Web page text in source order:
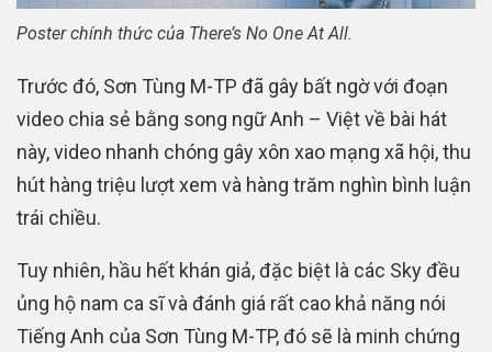
Poster chính thức của There’s No One At All.
Trước đó, Sơn Tùng M-TP đã gây bất ngờ với đoạn
video chia sẻ bằng song ngữ Anh – Việt về bài hát
này, video nhanh chóng gây xôn xao mạng xã hội, thu
hút hàng triệu lượt xem và hàng trăm nghìn bình luận
trái chiều.
Tuy nhiên, hầu hết khán giả, đặc biệt là các Sky đều
ủng hộ nam ca sĩ và đánh giá rất cao khả năng nói
Tiếng Anh của Sơn Tùng M-TP, đó sẽ là minh chứng